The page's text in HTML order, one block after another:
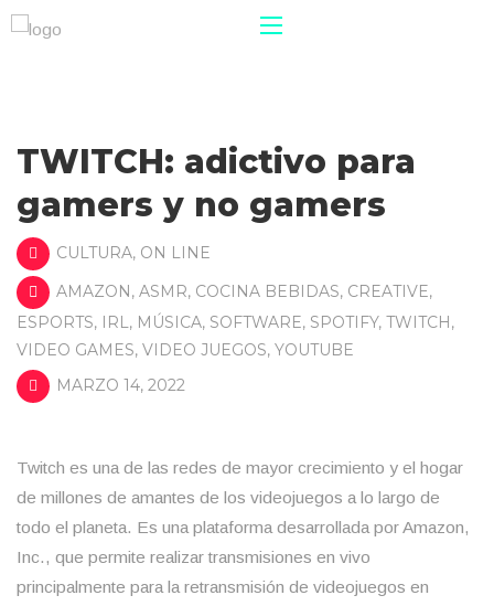
TWITCH: adictivo para
gamers y no gamers
CULTURA, ON LINE
AMAZON, ASMR, COCINA BEBIDAS, CREATIVE,
ESPORTS, IRL, MÚSICA, SOFTWARE, SPOTIFY, TWITCH,
VIDEO GAMES, VIDEO JUEGOS, YOUTUBE
MARZO 14, 2022
Twitch es una de las redes de mayor crecimiento y el hogar
de millones de amantes de los videojuegos a lo largo de
todo el planeta. Es una plataforma desarrollada por Amazon,
Inc., que permite realizar transmisiones en vivo
principalmente para la retransmisión de videojuegos en